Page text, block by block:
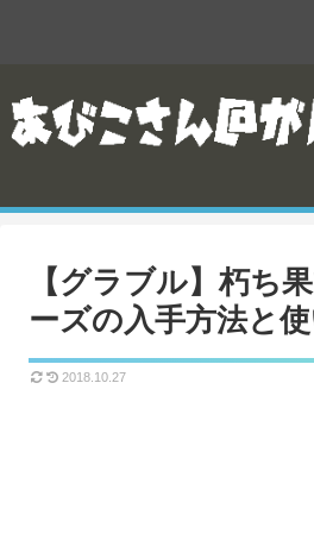
【グラブル】朽ち
ーズの入手方法と
2018.10.27